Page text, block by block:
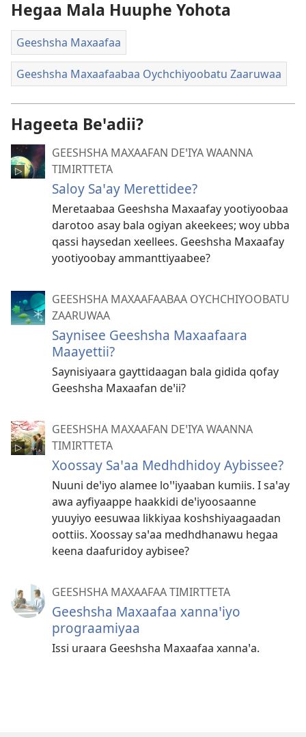
Hegaa Mala Huuphe Yohota
Geeshsha Maxaafaa
Geeshsha Maxaafaabaa Oychchiyoobatu Zaaruwaa
Hageeta Beꞌadii?
GEESHSHA MAXAAFAN DEꞌIYA WAANNA
TIMIRTTETA
Saloy Saꞌay Merettidee?
Meretaabaa Geeshsha Maxaafay yootiyoobaa
darotoo asay bala ogiyan akeekees; woy ubba
qassi haysedan xeellees. Geeshsha Maxaafay
yootiyoobay ammanttiyaabee?
GEESHSHA MAXAAFAABAA OYCHCHIYOOBATU
ZAARUWAA
Saynisee Geeshsha Maxaafaara
Maayettii?
Saynisiyaara gayttidaagan bala gidida qofay
Geeshsha Maxaafan deꞌii?
GEESHSHA MAXAAFAN DEꞌIYA WAANNA
TIMIRTTETA
Xoossay Saꞌaa Medhdhidoy Aybissee?
Nuuni deꞌiyo alamee loꞌꞌiyaaban kumiis. I saꞌay
awa ayfiyaappe haakkidi deꞌiyoosaanne
yuuyiyo eesuwaa likkiyaa koshshiyaagaadan
oottiis. Xoossay saꞌaa medhdhanawu hegaa
keena daafuridoy aybisee?
GEESHSHA MAXAAFAA TIMIRTTETA
Geeshsha Maxaafaa xannaꞌiyo
prograamiyaa
Issi uraara Geeshsha Maxaafaa xannaꞌa.